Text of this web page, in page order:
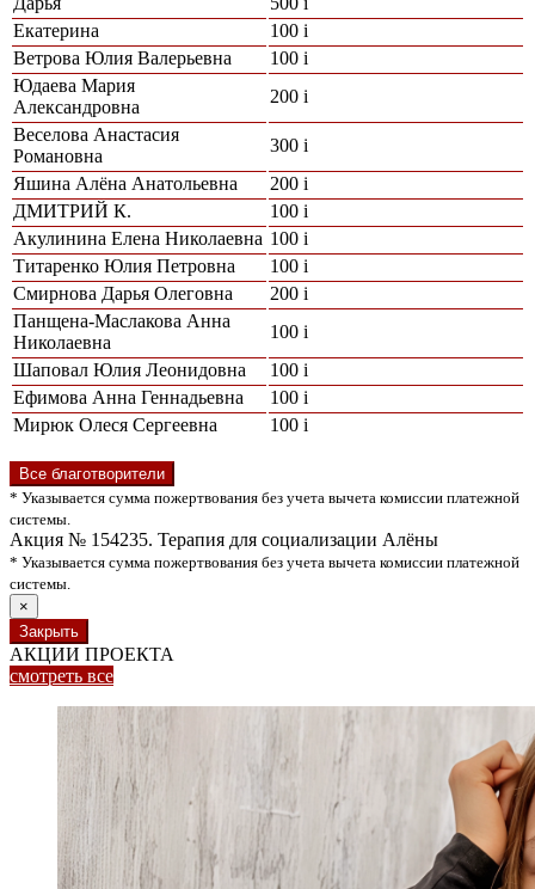
Екатерина
100 i
Ветрова Юлия Валерьевна
100 i
Юдаева Мария
Александровна
200 i
Веселова Анастасия
Романовна
300 i
Яшина Алёна Анатольевна
200 i
ДМИТРИЙ К.
100 i
Акулинина Елена Николаевна 100 i
Титаренко Юлия Петровна
100 i
Смирнова Дарья Олеговна
200 i
Панщена-Маслакова Анна
Николаевна
100 i
Шаповал Юлия Леонидовна
100 i
Ефимова Анна Геннадьевна
100 i
Мирюк Олеся Сергеевна
100 i
Все благотворители
* Указывается сумма пожертвования без учета вычета комиссии платежной
системы.
Акция № 154235. Терапия для социализации Алёны
* Указывается сумма пожертвования без учета вычета комиссии платежной
системы.
×
Закрыть
АКЦИИ ПРОЕКТА
смотреть все